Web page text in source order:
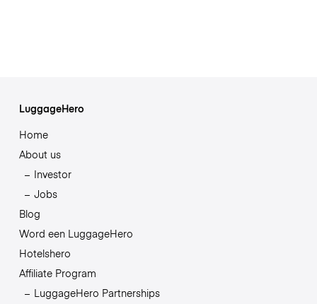
LuggageHero
Home
About us
Investor
Jobs
Blog
Word een LuggageHero
Hotelshero
Affiliate Program
LuggageHero Partnerships